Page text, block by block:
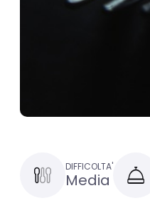
DIFFICOLTA'
Media